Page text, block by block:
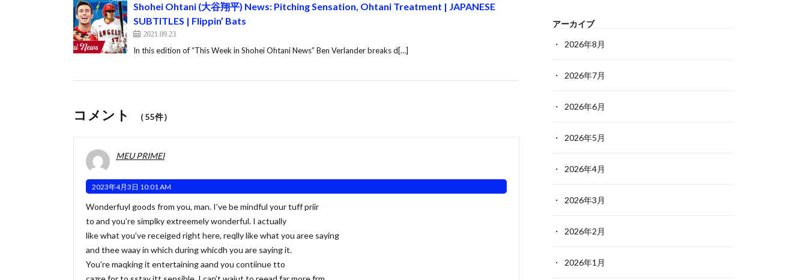
Shohei Ohtani (大谷翔平) News: Pitching Sensation, Ohtani Treatment | JAPANESE
SUBTITLES | Flippin’ Bats
2021.09.23
In this edition of “This Week in Shohei Ohtani News” Ben Verlander breaks d[…]
コメント （55件）
MEU PRIMEI
2023年4月3日 10:01 AM
Wonderfuyl goods from you, man. I’ve be mindful your tuff priir
to and you’re simplky extreemely wonderful. I actually
like what you’ve receiged right here, reqlly like what you aree saying
and thee waay in which during whicdh you are saying it.
You’re maqking it entertaining aand you contiinue tto
アーカイブ
2026年8月
2026年7月
2026年6月
2026年5月
2026年4月
2026年3月
2026年2月
2026年1月